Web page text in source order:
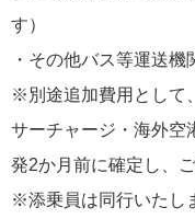
す）
・その他バス等運送
※別途追加費用として
サーチャージ・海外空
発2か月前に確定し、
※添乗員は同行いたし